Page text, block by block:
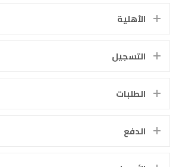
الأهلية
التسجيل
الطلبات
الدفع